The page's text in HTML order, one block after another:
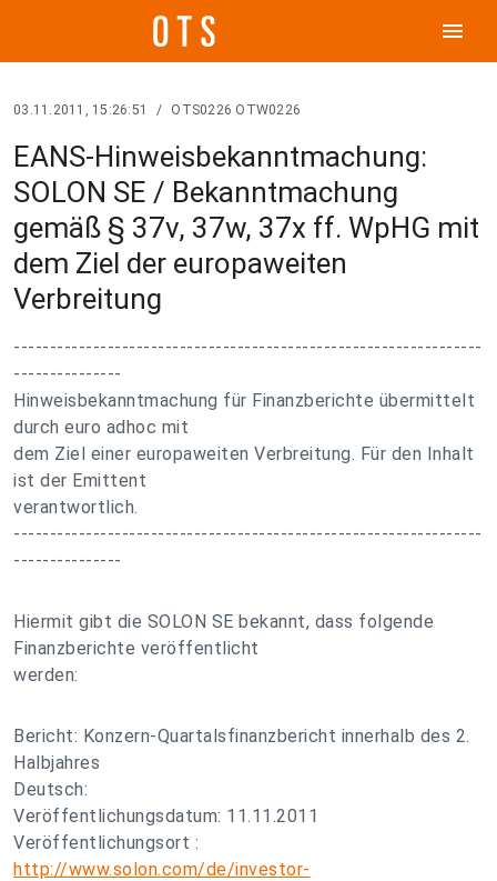
menu
03.11.2011, 15:26:51 / OTS0226 OTW0226
EANS-Hinweisbekanntmachung:
SOLON SE / Bekanntmachung
gemäß § 37v, 37w, 37x ff. WpHG mit
dem Ziel der europaweiten
Verbreitung
-----------------------------------------------------------------
---------------
Hinweisbekanntmachung für Finanzberichte übermittelt
durch euro adhoc mit
dem Ziel einer europaweiten Verbreitung. Für den Inhalt
ist der Emittent
verantwortlich.
-----------------------------------------------------------------
---------------
Hiermit gibt die SOLON SE bekannt, dass folgende
Finanzberichte veröffentlicht
werden:
Bericht: Konzern-Quartalsfinanzbericht innerhalb des 2.
Halbjahres
Deutsch:
Veröffentlichungsdatum: 11.11.2011
Veröffentlichungsort :
http://www.solon.com/de/investor-